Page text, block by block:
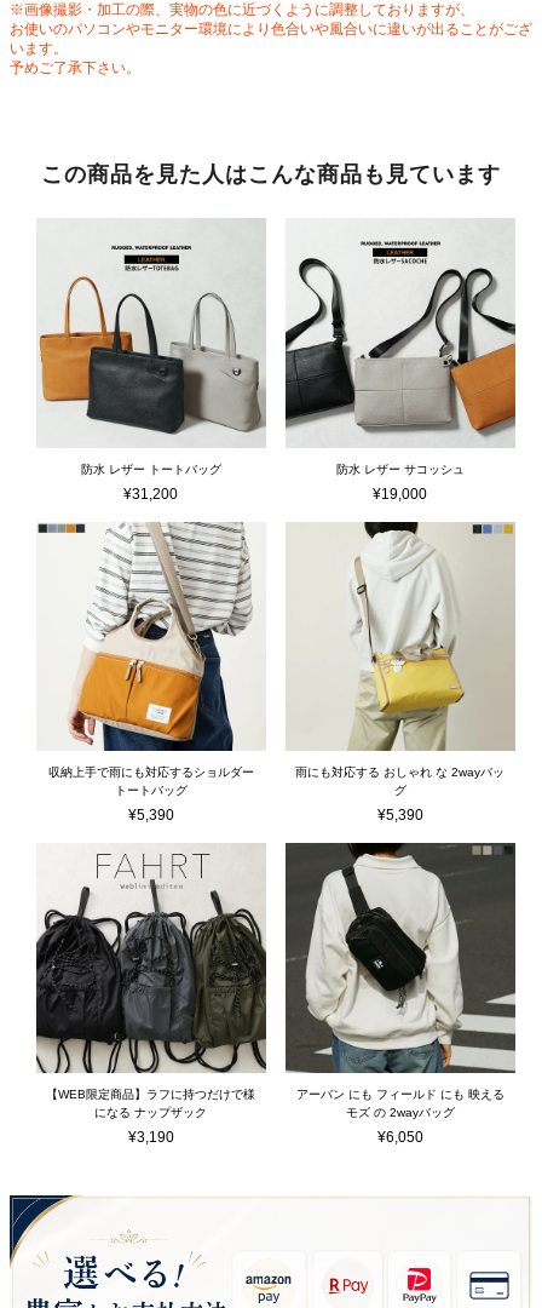
※画像撮影・加工の際、実物の色に近づくように調整しておりますが、
お使いのパソコンやモニター環境により色合いや風合いに違いが出ることがござ
います。
予めご了承下さい。
この商品を見た人はこんな商品も見ています
防水 レザー トートバッグ
¥31,200
防水 レザー サコッシュ
¥19,000
収納上手で雨にも対応するショルダー
トートバッグ
¥5,390
雨にも対応する おしゃれ な 2wayバッ
グ
¥5,390
【WEB限定商品】ラフに持つだけで様
になる ナップザック
¥3,190
アーバン にも フィールド にも 映える
モズ の 2wayバッグ
¥6,050